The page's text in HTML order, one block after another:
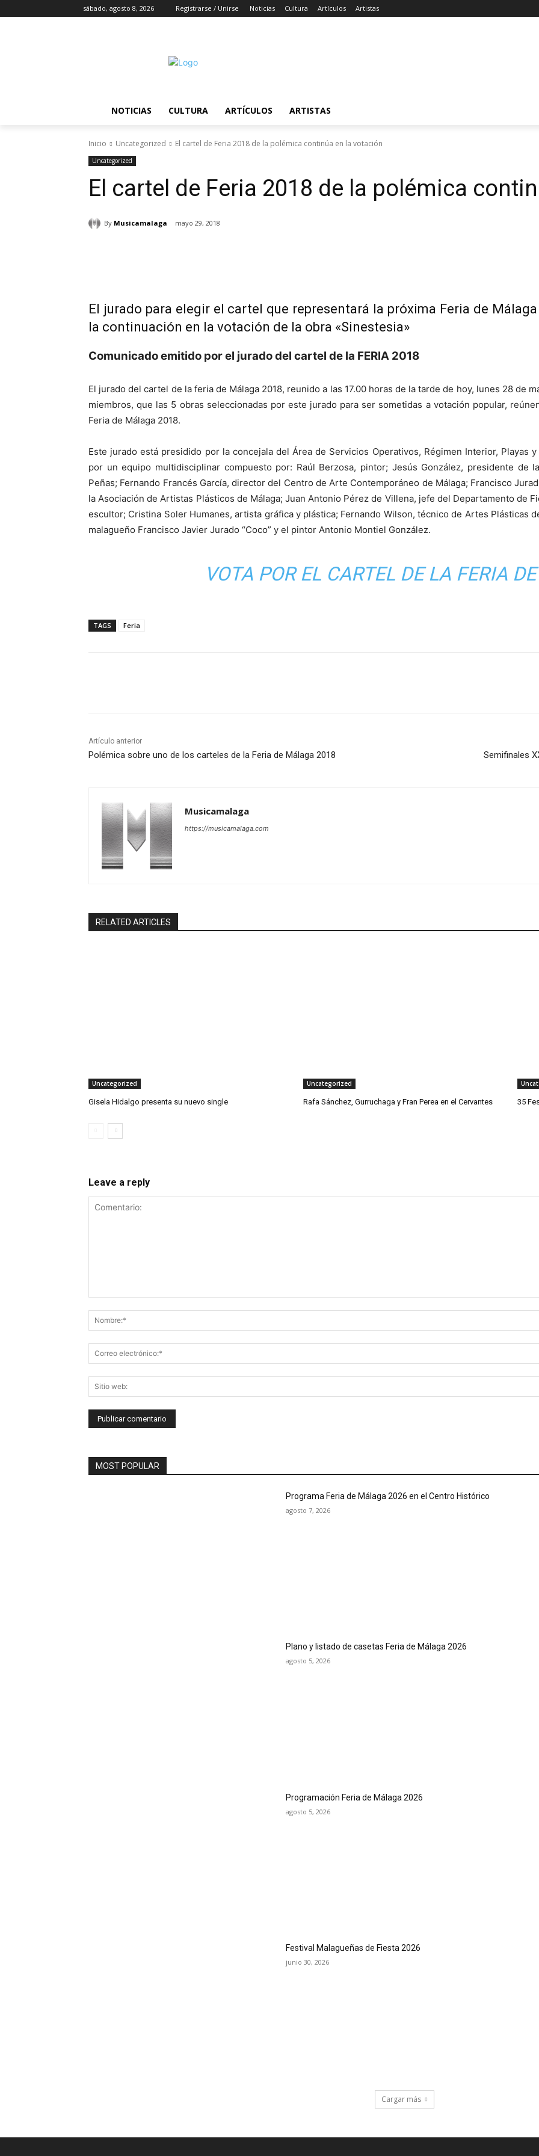
sábado, agosto 8, 2026 Registrarse / Unirse Noticias Cultura Artículos Artistas
NOTICIAS CULTURA ARTÍCULOS ARTISTAS
Inicio Uncategorized El cartel de Feria 2018 de la polémica continúa en la votación
Uncategorized
El cartel de Feria 2018 de la polémica
By Musicamalaga mayo 29, 2018
El jurado para elegir el cartel que representará la próxima Feria de
la continuación en la votación de la obra «Sinestesia»
Comunicado emitido por el jurado del cartel de la FERIA 2018
El jurado del cartel de la feria de Málaga 2018, reunido a las 17.00 horas de la tarde de hoy, lunes 28 de
miembros, que las 5 obras seleccionadas por este jurado para ser sometidas a votación popular,
Feria de Málaga 2018.
Este jurado está presidido por la concejala del Área de Servicios Operativos, Régimen Interior, Playas
por un equipo multidisciplinar compuesto por: Raúl Berzosa, pintor; Jesús González, presidente de
Peñas; Fernando Francés García, director del Centro de Arte Contemporáneo de Málaga; Francisco
la Asociación de Artistas Plásticos de Málaga; Juan Antonio Pérez de Villena, jefe del Departamento de
escultor; Cristina Soler Humanes, artista gráfica y plástica; Fernando Wilson, técnico de Artes Plásticas
malagueño Francisco Javier Jurado “Coco” y el pintor Antonio Montiel González.
VOTA POR EL CARTEL DE LA FERIA
TAGS Feria
Artículo anterior
Polémica sobre uno de los carteles de la Feria de Málaga 2018 Semifinales
Musicamalaga
https://musicamalaga.com
RELATED ARTICLES
Uncategorized
Gisela Hidalgo presenta su nuevo single
Uncategorized
Rafa Sánchez, Gurruchaga y Fran Perea en el Cervantes 35
Leave a reply
MOST POPULAR
Programa Feria de Málaga 2026 en el Centro Histórico
agosto 7, 2026
Plano y listado de casetas Feria de Málaga 2026
agosto 5, 2026
Programación Feria de Málaga 2026
agosto 5, 2026
Festival Malagueñas de Fiesta 2026
junio 30, 2026
Cargar más